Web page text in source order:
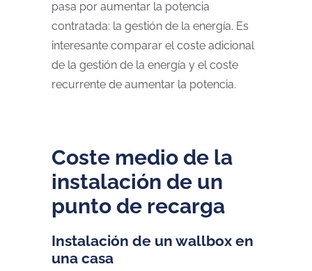
pasa por aumentar la potencia
contratada: la gestión de la energía. Es
interesante comparar el coste adicional
de la gestión de la energía y el coste
recurrente de aumentar la potencia.
Coste medio de la
instalación de un
punto de recarga
Instalación de un wallbox en
una casa